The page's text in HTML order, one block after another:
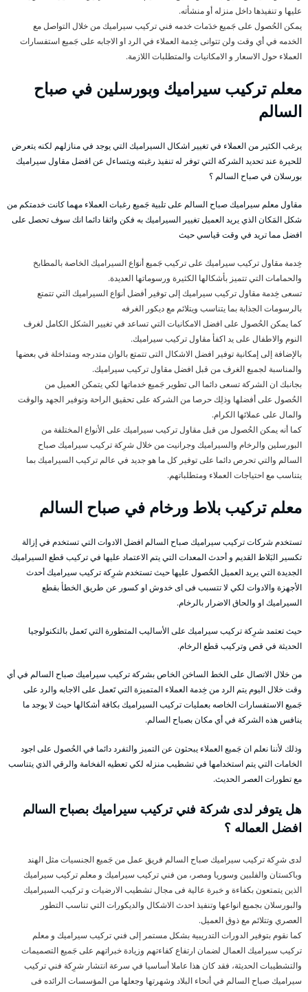
عليها و تنفيذها داخل منزله أو منشأته.
يمكن الحُصول على جَميع خدَمات خدمه فني تركيب سيراميك من خلال التواصل مع
الخدمه في أي وقت ولن تتوانى خِدمة العملاء في الرد او الاجابه على جَميع استفسارات
العملاء حول الاسعار و الامكانيات والمتطلبات اللازمة.
معلم تركيب سيراميك وبورسلين في صباح
السالم
يرغب الكثير من العملاء في تغيير اشكال السيراميك التي يوجد في منازلهم لكنه يتعرض
للحيرة عند تحديد الشركة التي توفر له تنفيذ رغبته ويتساءل عن افضل مقاول سيراميك
بورسلان في صباح السالم ؟
مقاول معلم سيراميك صباح السالم على تلبية جَميع رغبات العملاء مهما كانت خدمتكم من
شكل المَكان الذي يريد العميل تغيير السيراميك به فكن واثقا دائما انك سوف تحصل على
افضل مما تريد في وقت قياسي حيث
خِدمة مقاول تركيب سيراميك على تركيب جَميع أنوَاع السيراميك الخاصة بالمطابخ
والحمامات التي تتميز بأشكالها الكثيرة ورسوماتها العديدة.
تسعى خِدمة مقاول تركيب سيراميك إلى توفير أفضل أنوَاع السيراميك التي تتمتع
بالرسومات الجذابة بما يتناسب ويتلائم مع ديكور الغرفه
كما يمكن الحُصول على افضل الامكانيات التي تساعد في تغيير الشكل الكامل لغرف
النوم والاطفال على يد اكفأ مقاول تركيب سيراميك.
بالإضافة إلى إمكانية توفير افضل الاشكال التى تتمتع بالوان متدرجه ومتداخلة في بعضها
والمناسبة لجميع الغرف من قبل افضل مقاول تركيب سيراميك.
بجانبك ان الشركة تسعى دائما الى تطوير جَميع خدماتها لكي يتمكن العميل من
الحُصول على أفضلها وذلِك حرصا من الشركة على تحقيق الراحة وتوفير الجهد والوقت
والمال على عملائها الكرام.
كما أنه يمكن الحُصول من قبل مقاول تركيب سيراميك على الأنواع المختلفة من
البورسلين والرخام والسيراميك وجرانيت من خلال شرِكة تركيب سيراميك صباح
السالم والتي تحرص دائما على توفير كل ما هو جديد في عالم تركيب السيراميك بما
يتناسب مع احتياجات العملاء ومتطلباتهم.
معلم تركيب بلاط ورخام في صباح السالم
تستخدم شركات تركيب سيراميك صباح السالم افضل الادوات التي تستخدم في إزالة
تكسير البَلاط القديم و أحدث المعدات التي يتم الاعتماد عليها في تركيب قطع السيراميك
الجديدة التي يريد العميل الحُصول عليها حيث تستخدم شرِكة تركيب سيراميك أحدث
الأجهزة والادوات لكي لا تتسبب فى اى خدوش او كسور عن طريق الخطأ بقطع
السيراميك او والحاق الاضرار بالرخام.
حيث تعتمد شرِكة تركيب سيراميك على الأساليب المتطورة التي تَعمل بالتكنولوجيا
الحديثة في قص وتركيب قطع الرخام.
من خلال الاتصال على الخط الساخن الخاص بشركة تركيب سيراميك صباح السالم في أي
وقت خلال اليوم يتم الرد من خِدمة العملاء المتميزة التي تَعمل على الاجابه والرد على
جَميع الاستفسارات الخاصه بعمليات تركيب السيراميك بكافة أشكالها حيث لا يوجد ما
ينافس هذه الشركة في أي مكان بصباح السالم.
وذلك لأننا نعلم ان جَميع العملاء يبحثون عن التميز والتفرد دائما في الحُصول على اجود
الخامات التي يتم استخدامها في تشطيب منزله لكي تعطيه الفخامة والرقي الذي يتناسب
مع تطورات العصر الحديث.
هل يتوفر لدى شركة فني تركيب سيراميك بصباح السالم
افضل العماله ؟
لدى شرِكة تركيب سيراميك صباح السالم فريق عمل من جَميع الجنسيات مثل الهند
وباكستان والفلبين وسوريا ومصر، من فني تركيب سيراميك و معلم تركيب سيراميك
الذين يتمتعون بكفاءة و خبرة عالية فى مجال تشطيب الارضيات و تركيب السيراميك
والبورسلان بجميع انواعها وتنفيذ احدث الاشكال والديكورات التي تناسب التطور
العصري وتتلائم مع ذوق العميل.
كما نقوم بتوفير الدورات التدريبية بشكل مستمر إلى فني تركيب سيراميك و معلم
تركيب سيراميك العمال لضمان ارتفاع كفاءتهم وزيادة خبراتهم على جَميع التصميمات
والتشطيبات الحديثة، فقد كان هذا عاملا أساسيا في سرعة انتشار شرِكة فني تركيب
سيراميك صباح السالم في أنحاء البلاد وشهرتها وجعلها من المؤسسات الرائده فى